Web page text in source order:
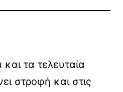
τα τελευταία
στροφή και στις